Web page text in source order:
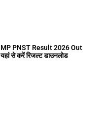
MP PNST Result 2026 Out
यहां से करें रिजल्ट डाउनलोड